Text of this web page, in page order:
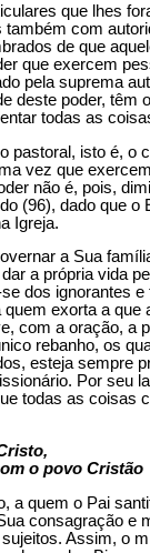
que lhes
com
de que
que exercem
pela suprema
deste poder,
todas as
pastoral, isto é,
vez que
não é, pois,
(96), dado que
Igreja.
a Sua
a própria vida
dos ignorantes
exorta a
com a oração, a
rebanho, os
esteja sempre
Por seu
todas as coisas
o povo Cristão
a quem o Pai
consagração
Assim, o